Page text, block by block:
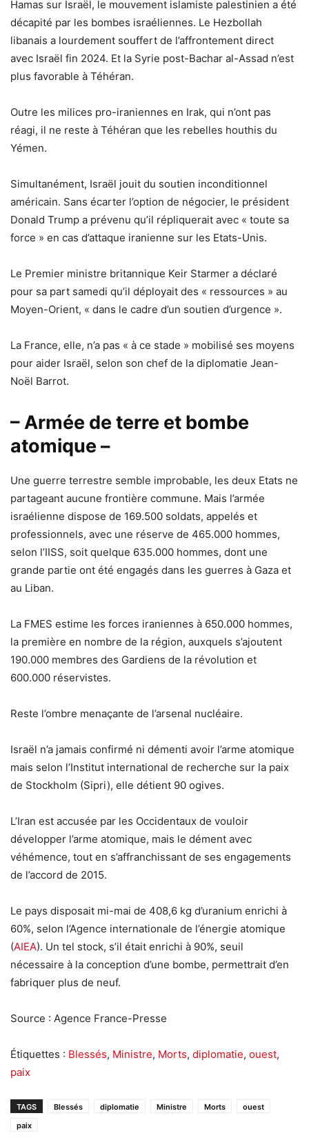
Hamas sur Israël, le mouvement islamiste palestinien a été
décapité par les bombes israéliennes. Le Hezbollah
libanais a lourdement souffert de l’affrontement direct
avec Israël fin 2024. Et la Syrie post-Bachar al-Assad n’est
plus favorable à Téhéran.
Outre les milices pro-iraniennes en Irak, qui n’ont pas
réagi, il ne reste à Téhéran que les rebelles houthis du
Yémen.
Simultanément, Israël jouit du soutien inconditionnel
américain. Sans écarter l’option de négocier, le président
Donald Trump a prévenu qu’il répliquerait avec « toute sa
force » en cas d’attaque iranienne sur les Etats-Unis.
Le Premier ministre britannique Keir Starmer a déclaré
pour sa part samedi qu’il déployait des « ressources » au
Moyen-Orient, « dans le cadre d’un soutien d’urgence ».
La France, elle, n’a pas « à ce stade » mobilisé ses moyens
pour aider Israël, selon son chef de la diplomatie Jean-
Noël Barrot.
– Armée de terre et bombe
atomique –
Une guerre terrestre semble improbable, les deux Etats ne
partageant aucune frontière commune. Mais l’armée
israélienne dispose de 169.500 soldats, appelés et
professionnels, avec une réserve de 465.000 hommes,
selon l’IISS, soit quelque 635.000 hommes, dont une
grande partie ont été engagés dans les guerres à Gaza et
au Liban.
La FMES estime les forces iraniennes à 650.000 hommes,
la première en nombre de la région, auxquels s’ajoutent
190.000 membres des Gardiens de la révolution et
600.000 réservistes.
Reste l’ombre menaçante de l’arsenal nucléaire.
Israël n’a jamais confirmé ni démenti avoir l’arme atomique
mais selon l’Institut international de recherche sur la paix
de Stockholm (Sipri), elle détient 90 ogives.
L’Iran est accusée par les Occidentaux de vouloir
développer l’arme atomique, mais le dément avec
véhémence, tout en s’affranchissant de ses engagements
de l’accord de 2015.
Le pays disposait mi-mai de 408,6 kg d’uranium enrichi à
60%, selon l’Agence internationale de l’énergie atomique
(AIEA). Un tel stock, s’il était enrichi à 90%, seuil
nécessaire à la conception d’une bombe, permettrait d’en
fabriquer plus de neuf.
Source : Agence France-Presse
Étiquettes : Blessés, Ministre, Morts, diplomatie, ouest,
paix
TAGS Blessés diplomatie Ministre Morts
ouest
paix